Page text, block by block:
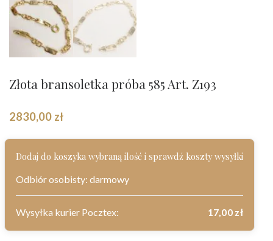
Złota bransoletka próba 585 Art. Z193
2830,00 zł
Dodaj do koszyka wybraną ilość i sprawdź koszty wysyłki
Odbiór osobisty: darmowy
Wysyłka kurier Pocztex: 17,00 zł